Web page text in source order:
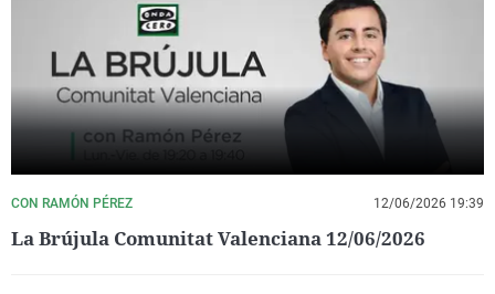
CON RAMÓN PÉREZ 12/06/2026 19:39
La Brújula Comunitat Valenciana 12/06/2026